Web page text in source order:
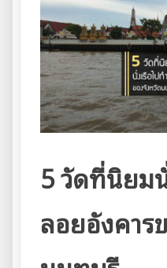
5 วัดที่นิยม
ลอยอังคาร